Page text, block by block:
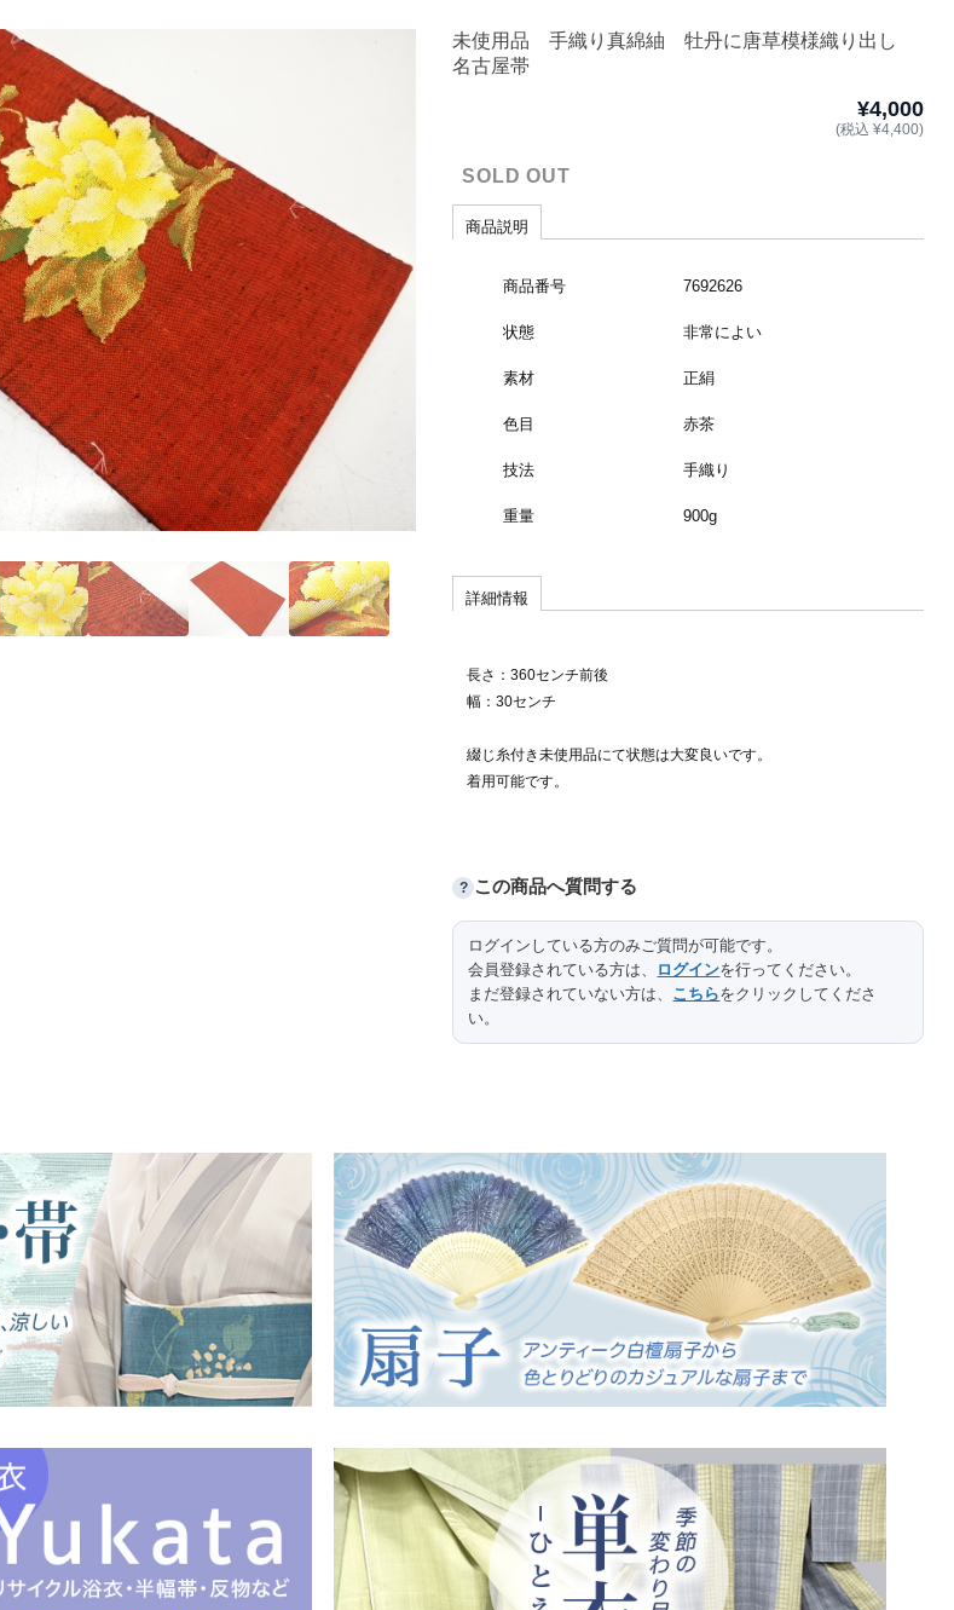
未使用品 手織り真綿紬 牡丹に唐草模様織り出し
名古屋帯
¥4,000
(税込 ¥4,400)
SOLD OUT
商品説明
商品番号 7692626
状態 非常によい
素材 正絹
色目 赤茶
技法 手織り
重量 900g
詳細情報
長さ：360センチ前後
幅：30センチ
綴じ糸付き未使用品にて状態は大変良いです。
着用可能です。
? この商品へ質問する
ログインしている方のみご質問が可能です。
会員登録されている方は、
ログインを行ってください。
まだ登録されていない方は、 こちらをクリックしてくださ
い。